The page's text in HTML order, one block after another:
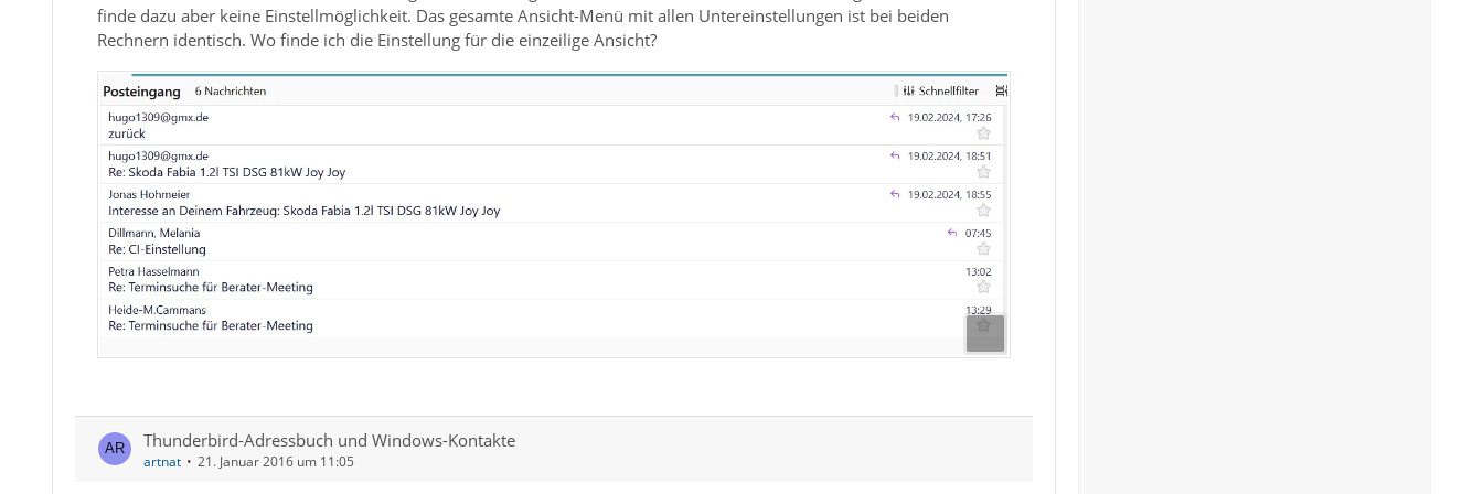
finde dazu aber keine Einstellmöglichkeit. Das gesamte Ansicht-Menü mit allen Untereinstellungen ist bei beiden
Rechnern identisch. Wo finde ich die Einstellung für die einzeilige Ansicht?
Thunderbird-Adressbuch und Windows-Kontakte
artnat 21. Januar 2016 um 11:05